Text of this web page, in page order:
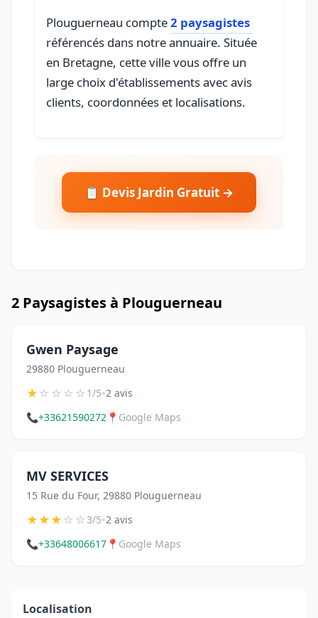
Plouguerneau compte2 paysagistes
référencés dans notre annuaire. Située
en Bretagne, cette ville vous offre un
large choix d'établissements avec avis
clients, coordonnées et localisations.
📋 Devis Jardin Gratuit →
2 Paysagistes à Plouguerneau
Gwen Paysage
29880 Plouguerneau
★☆☆☆☆1/5•2 avis
📞+33621590272 📍 Google Maps
MV SERVICES
15 Rue du Four, 29880 Plouguerneau
★★★☆☆3/5•2 avis
📞+33648006617 📍 Google Maps
Localisation